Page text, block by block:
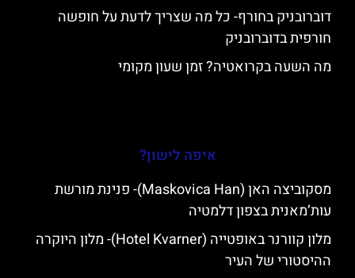
דוברובניק בחורף- כל מה שצריך לדעת על חופשה
חורפית בדוברובניק
מה השעה בקרואטיה? זמן שעון מקומי
איפה לישון?
מסקוביצה האן (Maskovica Han)- פנינת מורשת
עות’מאנית בצפון דלמטיה
מלון קוורנר באופטייה (Hotel Kvarner)- מלון היוקרה
ההיסטורי של העיר